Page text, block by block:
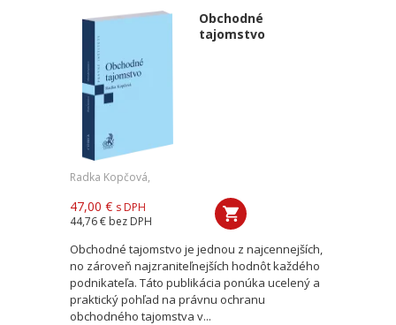
Obchodné
tajomstvo
Radka Kopčová,
47,00 € s DPH
44,76 € bez DPH
Obchodné tajomstvo je jednou z najcennejších,
no zároveň najzraniteľnejších hodnôt každého
podnikateľa. Táto publikácia ponúka ucelený a
praktický pohľad na právnu ochranu
obchodného tajomstva v...